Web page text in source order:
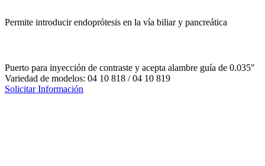
Permite introducir endoprótesis en la vía biliar y pancreática
Puerto para inyección de contraste y acepta alambre guía de 0.035"
Variedad de modelos: 04 10 818 / 04 10 819
Solicitar Información